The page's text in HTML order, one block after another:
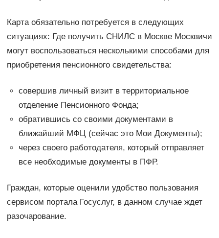
Карта обязательно потребуется в следующих
ситуациях: Где получить СНИЛС в Москве Москвичи
могут воспользоваться несколькими способами для
приобретения пенсионного свидетельства:
совершив личный визит в территориальное
отделение Пенсионного Фонда;
обратившись со своими документами в
ближайший МФЦ (сейчас это Мои Документы);
через своего работодателя, который отправляет
все необходимые документы в ПФР.
Граждан, которые оценили удобство пользования
сервисом портала Госуслуг, в данном случае ждет
разочарование.